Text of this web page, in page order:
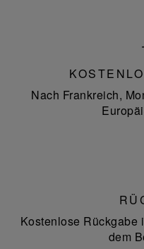
Nach Frankreich,
Kostenlose Rückgabe
dem